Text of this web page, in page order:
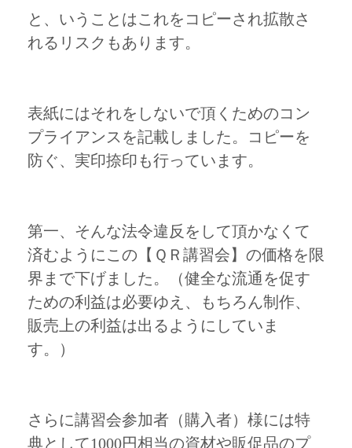
と、いうことはこれをコピーされ拡散さ
れるリスクもあります。
表紙にはそれをしないで頂くためのコン
プライアンスを記載しました。コピーを
防ぐ、実印捺印も行っています。
第一、そんな法令違反をして頂かなくて
済むようにこの【ＱＲ講習会】の価格を限
界まで下げました。（健全な流通を促す
ための利益は必要ゆえ、もちろん制作、
販売上の利益は出るようにしていま
す。）
さらに講習会参加者（購入者）様には特
典として1000円相当の資材や販促品のプ